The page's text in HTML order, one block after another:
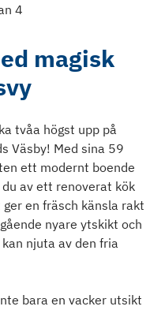
4
magisk
tvåa högst upp på
Väsby! Med sina 59
ett modernt boende
av ett renoverat kök
en fräsch känsla rakt
nyare ytskikt och
njuta av den fria
bara en vacker utsikt